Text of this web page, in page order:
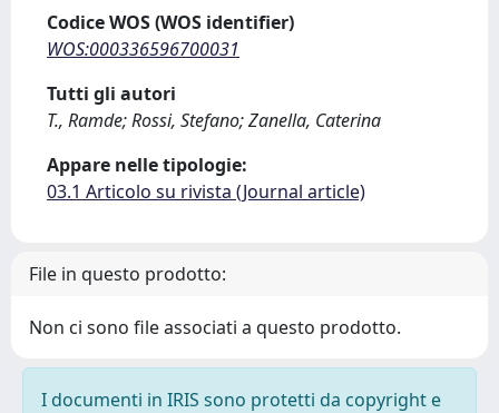
Codice WOS (WOS identifier)
WOS:000336596700031
Tutti gli autori
T., Ramde; Rossi, Stefano; Zanella, Caterina
Appare nelle tipologie:
03.1 Articolo su rivista (Journal article)
File in questo prodotto:
Non ci sono file associati a questo prodotto.
I documenti in IRIS sono protetti da copyright e